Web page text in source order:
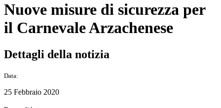
Nuove misure di sicurezza per
il Carnevale Arzachenese
Dettagli della notizia
Data:
25 Febbraio 2020